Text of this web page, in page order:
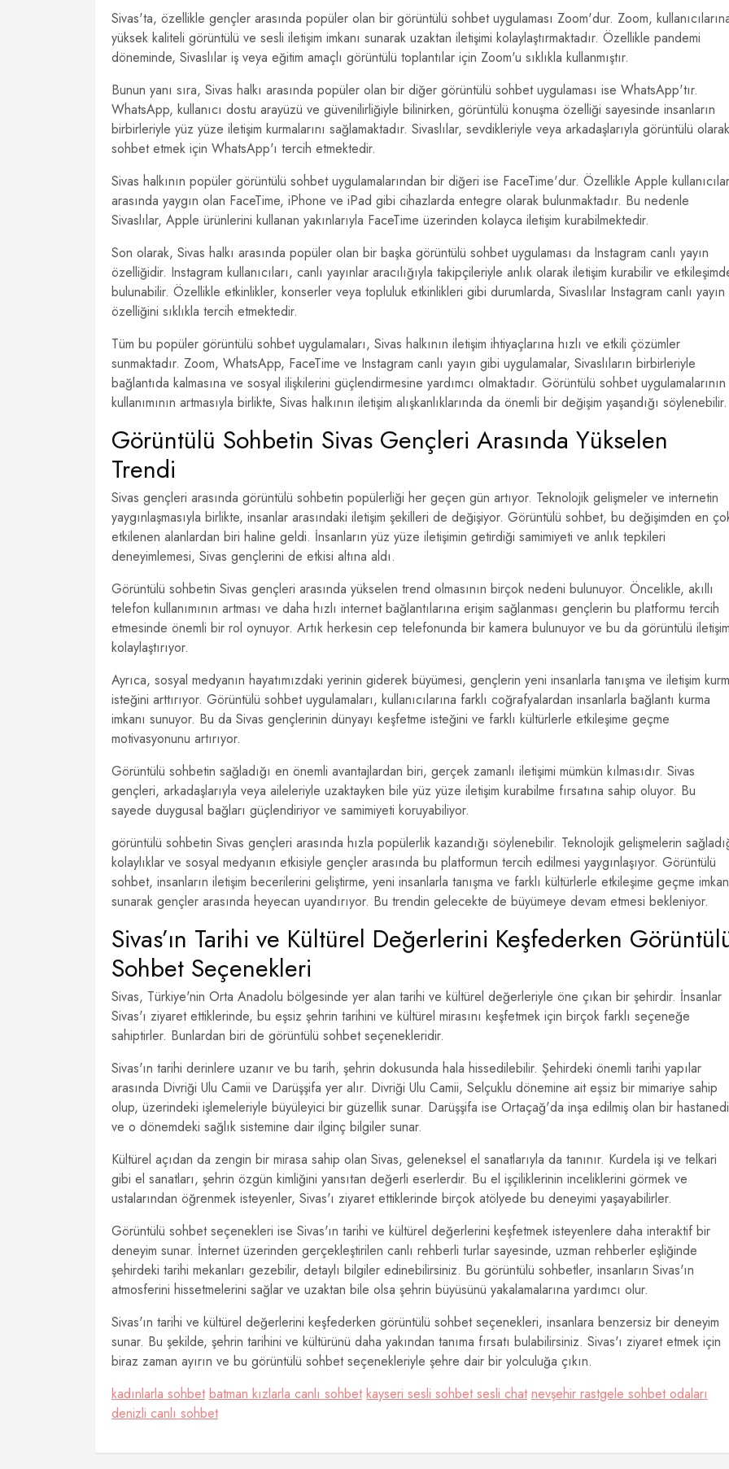
Sivas'ta, özellikle gençler arasında popüler olan bir görüntülü sohbet uygulaması Zoom'dur. Zoom,
yüksek kaliteli görüntülü ve sesli iletişim imkanı sunarak uzaktan iletişimi kolaylaştırmaktadır. Özellikle pandemi
döneminde, Sivaslılar iş veya eğitim amaçlı görüntülü toplantılar için Zoom'u sıklıkla kullanmıştır.
Bunun yanı sıra, Sivas halkı arasında popüler olan bir diğer görüntülü sohbet uygulaması ise WhatsApp'tır.
WhatsApp, kullanıcı dostu arayüzü ve güvenilirliğiyle bilinirken, görüntülü konuşma özelliği sayesinde insanların
birbirleriyle yüz yüze iletişim kurmalarını sağlamaktadır. Sivaslılar, sevdikleriyle veya arkadaşlarıyla görüntülü olarak
sohbet etmek için WhatsApp'ı tercih etmektedir.
Sivas halkının popüler görüntülü sohbet uygulamalarından bir diğeri ise FaceTime'dur. Özellikle Apple
arasında yaygın olan FaceTime, iPhone ve iPad gibi cihazlarda entegre olarak bulunmaktadır. Bu nedenle
Sivaslılar, Apple ürünlerini kullanan yakınlarıyla FaceTime üzerinden kolayca iletişim kurabilmektedir.
Son olarak, Sivas halkı arasında popüler olan bir başka görüntülü sohbet uygulaması da Instagram canlı yayın
özelliğidir. Instagram kullanıcıları, canlı yayınlar aracılığıyla takipçileriyle anlık olarak iletişim kurabilir ve
bulunabilir. Özellikle etkinlikler, konserler veya topluluk etkinlikleri gibi durumlarda, Sivaslılar Instagram canlı yayın
özelliğini sıklıkla tercih etmektedir.
Tüm bu popüler görüntülü sohbet uygulamaları, Sivas halkının iletişim ihtiyaçlarına hızlı ve etkili çözümler
sunmaktadır. Zoom, WhatsApp, FaceTime ve Instagram canlı yayın gibi uygulamalar, Sivaslıların birbirleriyle
bağlantıda kalmasına ve sosyal ilişkilerini güçlendirmesine yardımcı olmaktadır. Görüntülü sohbet uygulamalarının
kullanımının artmasıyla birlikte, Sivas halkının iletişim alışkanlıklarında da önemli bir değişim yaşandığı söylenebilir.
Görüntülü Sohbetin Sivas Gençleri Arasında Yükselen
Trendi
Sivas gençleri arasında görüntülü sohbetin popülerliği her geçen gün artıyor. Teknolojik gelişmeler ve internetin
yaygınlaşmasıyla birlikte, insanlar arasındaki iletişim şekilleri de değişiyor. Görüntülü sohbet, bu değişimden en
etkilenen alanlardan biri haline geldi. İnsanların yüz yüze iletişimin getirdiği samimiyeti ve anlık tepkileri
deneyimlemesi, Sivas gençlerini de etkisi altına aldı.
Görüntülü sohbetin Sivas gençleri arasında yükselen trend olmasının birçok nedeni bulunuyor. Öncelikle, akıllı
telefon kullanımının artması ve daha hızlı internet bağlantılarına erişim sağlanması gençlerin bu platformu tercih
etmesinde önemli bir rol oynuyor. Artık herkesin cep telefonunda bir kamera bulunuyor ve bu da görüntülü
kolaylaştırıyor.
Ayrıca, sosyal medyanın hayatımızdaki yerinin giderek büyümesi, gençlerin yeni insanlarla tanışma ve iletişim
isteğini arttırıyor. Görüntülü sohbet uygulamaları, kullanıcılarına farklı coğrafyalardan insanlarla bağlantı kurma
imkanı sunuyor. Bu da Sivas gençlerinin dünyayı keşfetme isteğini ve farklı kültürlerle etkileşime geçme
motivasyonunu artırıyor.
Görüntülü sohbetin sağladığı en önemli avantajlardan biri, gerçek zamanlı iletişimi mümkün kılmasıdır. Sivas
gençleri, arkadaşlarıyla veya aileleriyle uzaktayken bile yüz yüze iletişim kurabilme fırsatına sahip oluyor. Bu
sayede duygusal bağları güçlendiriyor ve samimiyeti koruyabiliyor.
görüntülü sohbetin Sivas gençleri arasında hızla popülerlik kazandığı söylenebilir. Teknolojik gelişmelerin
kolaylıklar ve sosyal medyanın etkisiyle gençler arasında bu platformun tercih edilmesi yaygınlaşıyor. Görüntülü
sohbet, insanların iletişim becerilerini geliştirme, yeni insanlarla tanışma ve farklı kültürlerle etkileşime geçme
sunarak gençler arasında heyecan uyandırıyor. Bu trendin gelecekte de büyümeye devam etmesi bekleniyor.
Sivas’ın Tarihi ve Kültürel Değerlerini Keşfederken
Sohbet Seçenekleri
Sivas, Türkiye'nin Orta Anadolu bölgesinde yer alan tarihi ve kültürel değerleriyle öne çıkan bir şehirdir. İnsanlar
Sivas'ı ziyaret ettiklerinde, bu eşsiz şehrin tarihini ve kültürel mirasını keşfetmek için birçok farklı seçeneğe
sahiptirler. Bunlardan biri de görüntülü sohbet seçenekleridir.
Sivas'ın tarihi derinlere uzanır ve bu tarih, şehrin dokusunda hala hissedilebilir. Şehirdeki önemli tarihi yapılar
arasında Divriği Ulu Camii ve Darüşşifa yer alır. Divriği Ulu Camii, Selçuklu dönemine ait eşsiz bir mimariye sahip
olup, üzerindeki işlemeleriyle büyüleyici bir güzellik sunar. Darüşşifa ise Ortaçağ'da inşa edilmiş olan bir
ve o dönemdeki sağlık sistemine dair ilginç bilgiler sunar.
Kültürel açıdan da zengin bir mirasa sahip olan Sivas, geleneksel el sanatlarıyla da tanınır. Kurdela işi ve telkari
gibi el sanatları, şehrin özgün kimliğini yansıtan değerli eserlerdir. Bu el işçiliklerinin inceliklerini görmek ve
ustalarından öğrenmek isteyenler, Sivas'ı ziyaret ettiklerinde birçok atölyede bu deneyimi yaşayabilirler.
Görüntülü sohbet seçenekleri ise Sivas'ın tarihi ve kültürel değerlerini keşfetmek isteyenlere daha interaktif bir
deneyim sunar. İnternet üzerinden gerçekleştirilen canlı rehberli turlar sayesinde, uzman rehberler eşliğinde
şehirdeki tarihi mekanları gezebilir, detaylı bilgiler edinebilirsiniz. Bu görüntülü sohbetler, insanların Sivas'ın
atmosferini hissetmelerini sağlar ve uzaktan bile olsa şehrin büyüsünü yakalamalarına yardımcı olur.
Sivas'ın tarihi ve kültürel değerlerini keşfederken görüntülü sohbet seçenekleri, insanlara benzersiz bir deneyim
sunar. Bu şekilde, şehrin tarihini ve kültürünü daha yakından tanıma fırsatı bulabilirsiniz. Sivas'ı ziyaret etmek için
biraz zaman ayırın ve bu görüntülü sohbet seçenekleriyle şehre dair bir yolculuğa çıkın.
kadınlarla sohbet batman kızlarla canlı sohbet kayseri sesli sohbet sesli chat nevşehir rastgele sohbet odaları
denizli canlı sohbet